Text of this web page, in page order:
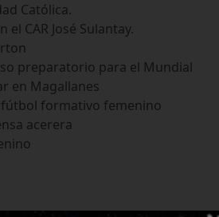
Católica.
CAR José Sulantay.
preparatorio para el Mundial
en Magallanes
fútbol formativo femenino
acerera